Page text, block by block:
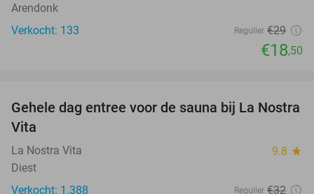
Arendonk
Verkocht: 133
Regulier €29
€18,50
30%
Gehele dag entree voor de sauna bij La Nostra
Vita
La Nostra Vita 9.8 star
Diest
Verkocht: 1.388
Regulier €32